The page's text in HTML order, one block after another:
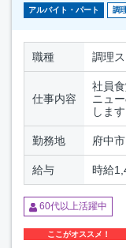
アルバイト・パート 調
職種 調理
仕事内容
社員
ニュ
します
勤務地 府中市
給与 時給
60代以上活躍中
ここがオススメ！